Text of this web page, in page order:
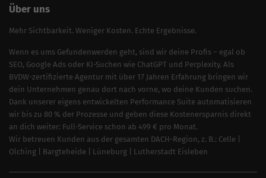
Über uns
Mehr Sichtbarkeit. Weniger Kosten. Echte Ergebnisse.
Wenn es ums Gefundenwerden geht, sind wir deine Profis – egal ob
SEO, Google Ads oder KI-Suchen wie ChatGPT und Perplexity. Als
BVDW-zertifizierte Agentur mit über 17 Jahren Erfahrung bringen wir
dein Unternehmen genau dort nach vorne, wo deine Kunden suchen.
Dank unserer eigens entwickelten Performance Suite automatisieren
wir bis zu 80 % der Prozesse und geben diese Kostenersparnis direkt
an dich weiter: Full-Service schon ab 499 € pro Monat.
Wir betreuen Kunden aus der gesamten DACH-Region, z. B.: Celle
Olching
Bargteheide Lüneburg Lutherstadt Eisleben